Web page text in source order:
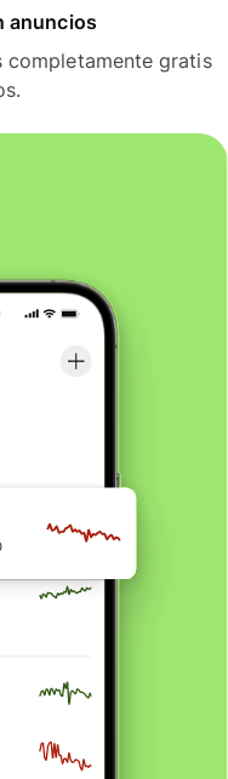
anuncios
completamente gratis